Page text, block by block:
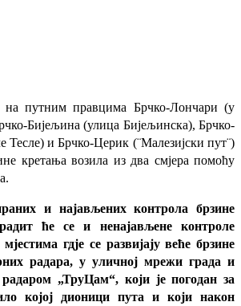
путним правцима Брчко-Лончари (у
Бијељина (улица Бијељинска), Брчко-
Тесле) и Брчко-Церик (¨Малезијски пут¨)
кретања возила из два смјера помоћу
и најављених контрола брзине
ће се и ненајављене контроле
гдје се развијају веће брзине
радара, у уличној мрежи града и
„ТруЦам“, који је погодан за
којој дионици пута и који након